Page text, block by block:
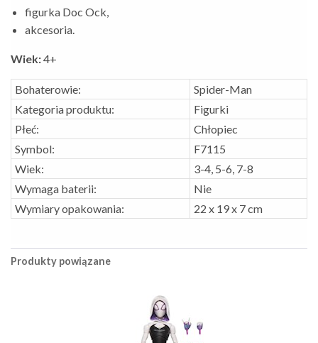
figurka Doc Ock,
akcesoria.
Wiek:4+
Bohaterowie:
Spider-Man
Kategoria produktu:
Figurki
Płeć:
Chłopiec
Symbol:
F7115
Wiek:
3-4, 5-6, 7-8
Wymaga baterii:
Nie
Wymiary opakowania:
22 x 19 x 7 cm
Produkty powiązane